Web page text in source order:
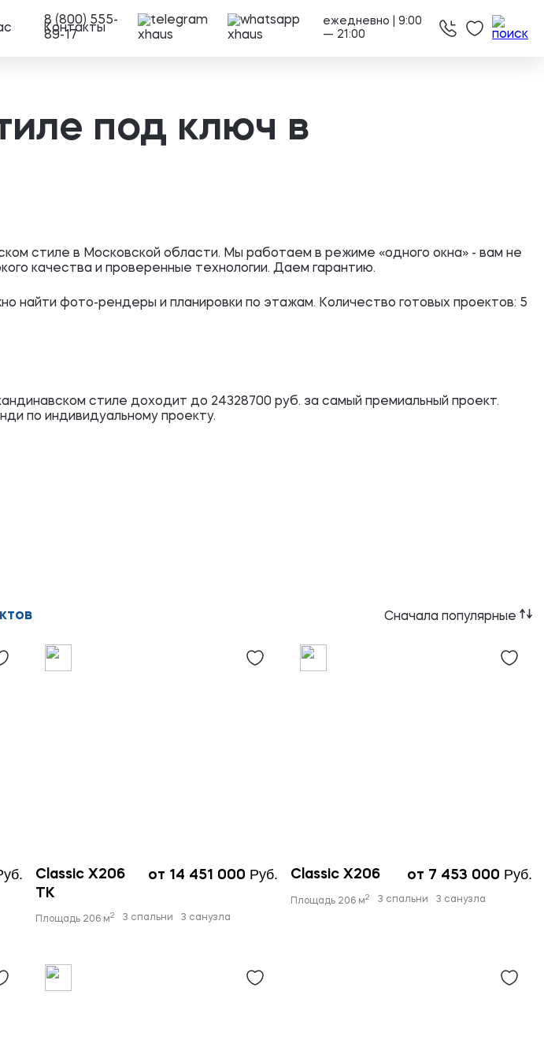
Контакты
8 (800) 555-
89-17
ежедневно | 9:00
— 21:00
под ключ в
стиле в Московской области. Мы работаем в режиме «одного окна» - вам не
качества и проверенные технологии. Даем гарантию.
найти фото-рендеры и планировки по этажам. Количество готовых проектов: 5
стиле доходит до 24328700 руб. за самый премиальный проект.
по индивидуальному проекту.
Сначала популярные
Classic X206
TK
от 14 451 000 Руб.
Площадь 206 м2 3 спальни 3 санузла
Classic X206 от 7 453 000 Руб.
Площадь 206 м2 3 спальни 3 санузла